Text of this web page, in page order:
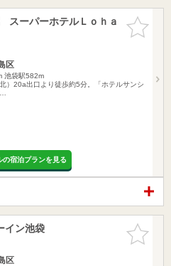
お気に入
りに追加
ーパーホテルＬｏｈａ
区
池袋駅582m
）20a出口より徒歩約5分。「ホテルサンシ
の宿泊プランを見る
お気に入
りに追加
イン池袋
区